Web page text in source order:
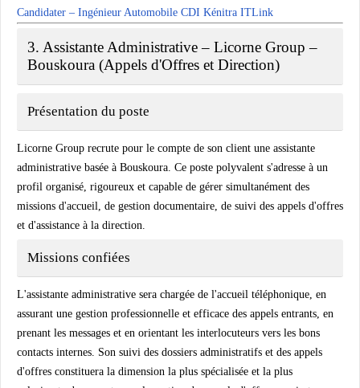
Candidater – Ingénieur Automobile CDI Kénitra ITLink
3. Assistante Administrative – Licorne Group –
Bouskoura (Appels d'Offres et Direction)
Présentation du poste
Licorne Group recrute pour le compte de son client une assistante
administrative basée à Bouskoura. Ce poste polyvalent s'adresse à un
profil organisé, rigoureux et capable de gérer simultanément des
missions d'accueil, de gestion documentaire, de suivi des appels d'offres
et d'assistance à la direction.
Missions confiées
L'assistante administrative sera chargée de l'accueil téléphonique, en
assurant une gestion professionnelle et efficace des appels entrants, en
prenant les messages et en orientant les interlocuteurs vers les bons
contacts internes. Son suivi des dossiers administratifs et des appels
d'offres constituera la dimension la plus spécialisée et la plus